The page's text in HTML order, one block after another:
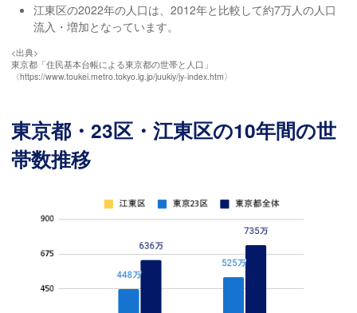
江東区の2022年の人口は、2012年と比較して約7万人の人口
流入・増加となっています。
<出典>
東京都「住民基本台帳による東京都の世帯と人口」
〈https://www.toukei.metro.tokyo.lg.jp/juukiy/jy-index.htm〉
東京都・23区・江東区の10年間の世
帯数推移